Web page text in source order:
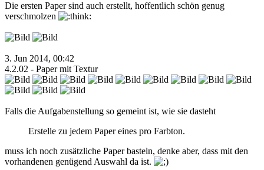
Die ersten Paper sind auch erstellt, hoffentlich schön genug
verschmolzen
3. Jun 2014, 00:42
4.2.02 - Paper mit Textur
Falls die Aufgabenstellung so gemeint ist, wie sie dasteht
Erstelle zu jedem Paper eines pro Farbton.
muss ich noch zusätzliche Paper basteln, denke aber, dass mit den
vorhandenen genügend Auswahl da ist.